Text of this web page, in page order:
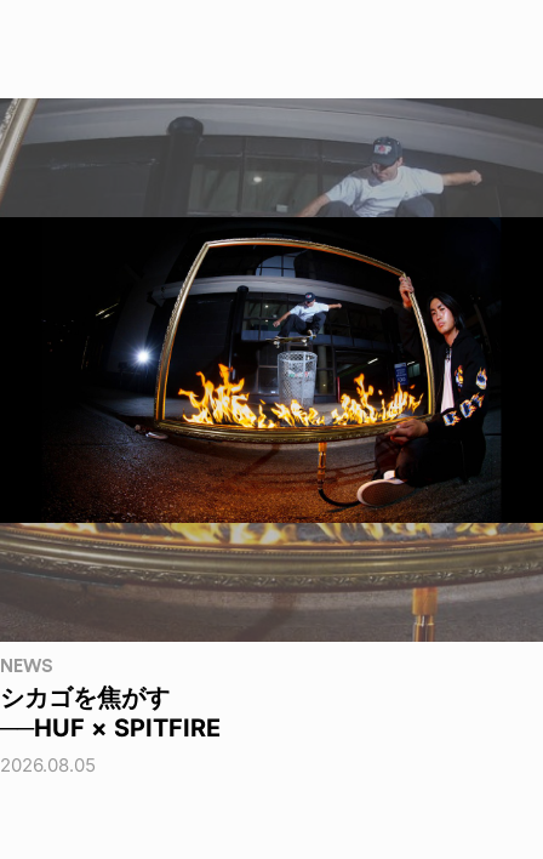
NEWS
シカゴを焦がす
──HUF × SPITFIRE
2026.08.05